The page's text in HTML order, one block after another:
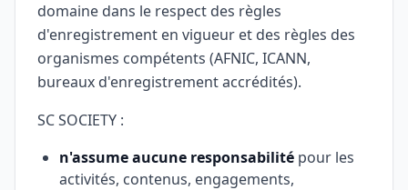
domaine dans le respect des règles
d'enregistrement en vigueur et des règles des
organismes compétents (AFNIC, ICANN,
bureaux d'enregistrement accrédités).
SC SOCIETY :
n'assume aucune responsabilité pour les
activités, contenus, engagements,